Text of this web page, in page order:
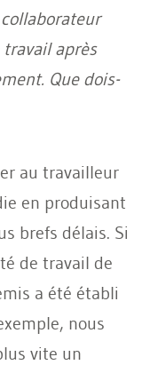
après
Que dois-
au travailleur
en produisant
brefs délais. Si
de travail de
a été établi
nous
vite un